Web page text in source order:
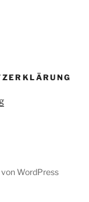
WordPress